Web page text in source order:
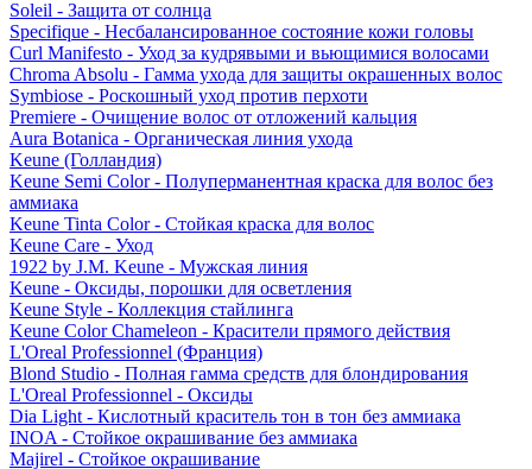
Soleil - Защита от солнца
Specifique - Несбалансированное состояние кожи головы
Curl Manifesto - Уход за кудрявыми и вьющимися волосами
Chroma Absolu - Гамма ухода для защиты окрашенных волос
Symbiose - Роскошный уход против перхоти
Premiere - Очищение волос от отложений кальция
Aura Botanica - Органическая линия ухода
Keune (Голландия)
Keune Semi Color - Полуперманентная краска для волос без
аммиака
Keune Tinta Color - Стойкая краска для волос
Keune Care - Уход
1922 by J.M. Keune - Мужская линия
Keune - Оксиды, порошки для осветления
Keune Style - Коллекция стайлинга
Keune Color Chameleon - Красители прямого действия
L'Oreal Professionnel (Франция)
Blond Studio - Полная гамма средств для блондирования
L'Oreal Professionnel - Оксиды
Dia Light - Кислотный краситель тон в тон без аммиака
INOA - Стойкое окрашивание без аммиака
Majirel - Стойкое окрашивание